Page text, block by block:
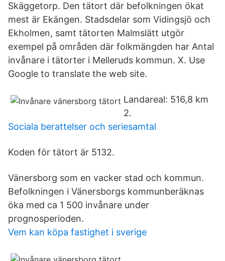
Skäggetorp. Den tätort där befolkningen ökat
mest är Ekängen. Stadsdelar som Vidingsjö och
Ekholmen, samt tätorten Malmslätt utgör
exempel på områden där folkmängden har Antal
invånare i tätorter i Melleruds kommun. X. Use
Google to translate the web site.
Landareal: 516,8 km
2.
Sociala berattelser och seriesamtal
Koden för tätort är 5132.
Vänersborg som en vacker stad och kommun.
Befolkningen i Vänersborgs kommunberäknas
öka med ca 1 500 invånare under
prognosperioden.
Vem kan köpa fastighet i sverige